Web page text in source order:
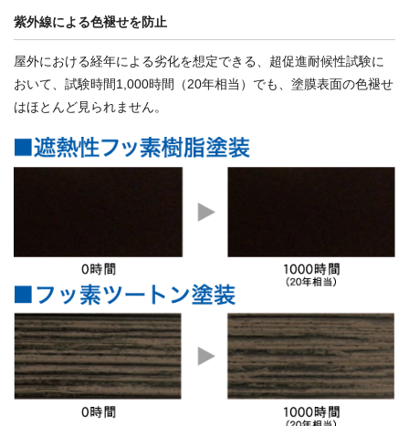
紫外線による色褪せを防止
屋外における経年による劣化を想定できる、超促進耐候性試験に
おいて、試験時間1,000時間（20年相当）でも、塗膜表面の色褪せ
はほとんど見られません。